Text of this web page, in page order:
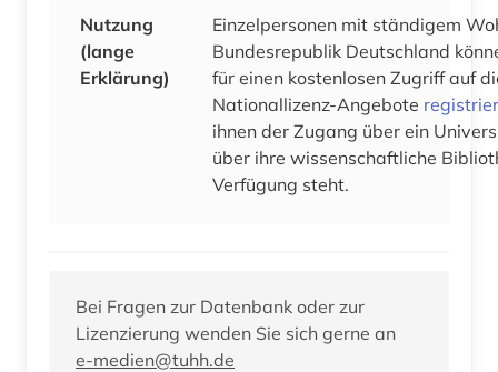
Nutzung
(lange
Erklärung)
Einzelpersonen mit ständigem
Bundesrepublik Deutschland
für einen kostenlosen Zugriff auf
Nationallizenz-Angebote
ihnen der Zugang über ein
über ihre wissenschaftliche
Verfügung steht.
Bei Fragen zur Datenbank oder zur
Lizenzierung wenden Sie sich gerne an
e-medien@tuhh.de